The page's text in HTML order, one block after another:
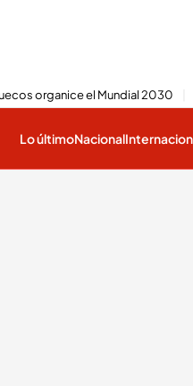
organice el Mundial 2030
Lo últimoNacional